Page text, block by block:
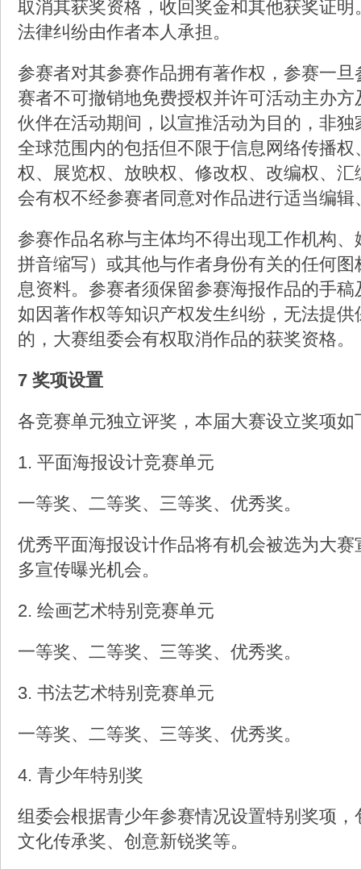
取消其获奖资格，收回奖金和其他获奖证
法律纠纷由作者本人承担。
参赛者对其参赛作品拥有著作权，参赛一
赛者不可撤销地免费授权并许可活动主办
伙伴在活动期间，以宣推活动为目的，非
全球范围内的包括但不限于信息网络传播权
权、展览权、放映权、修改权、改编权、
会有权不经参赛者同意对作品进行适当编辑
参赛作品名称与主体均不得出现工作机构
拼音缩写）或其他与作者身份有关的任何
息资料。参赛者须保留参赛海报作品的手
如因著作权等知识产权发生纠纷，无法提
的，大赛组委会有权取消作品的获奖资格。
7 奖项设置
各竞赛单元独立评奖，本届大赛设立奖项如
1. 平面海报设计竞赛单元
一等奖、二等奖、三等奖、优秀奖。
优秀平面海报设计作品将有机会被选为大
多宣传曝光机会。
2. 绘画艺术特别竞赛单元
一等奖、二等奖、三等奖、优秀奖。
3. 书法艺术特别竞赛单元
一等奖、二等奖、三等奖、优秀奖。
4. 青少年特别奖
组委会根据青少年参赛情况设置特别奖项
文化传承奖、创意新锐奖等。